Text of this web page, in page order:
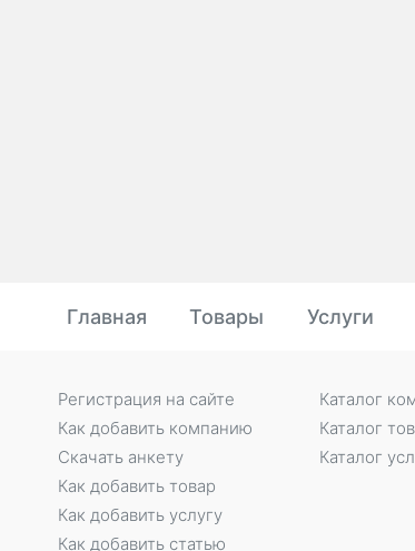
Главная Товары Услуги
Регистрация на сайте
Как добавить компанию
Скачать анкету
Как добавить товар
Как добавить услугу
Как добавить статью
Каталог
Каталог
Каталог